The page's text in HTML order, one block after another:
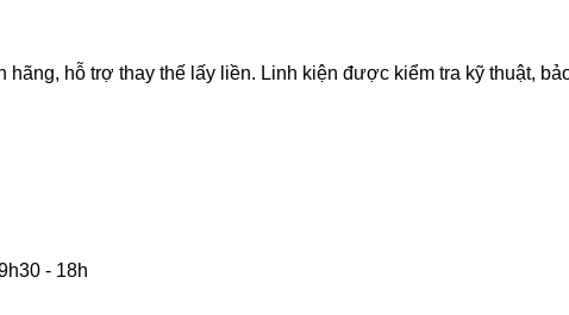
hỗ trợ thay thế lấy liền. Linh kiện được kiểm tra kỹ thuật,
- 18h